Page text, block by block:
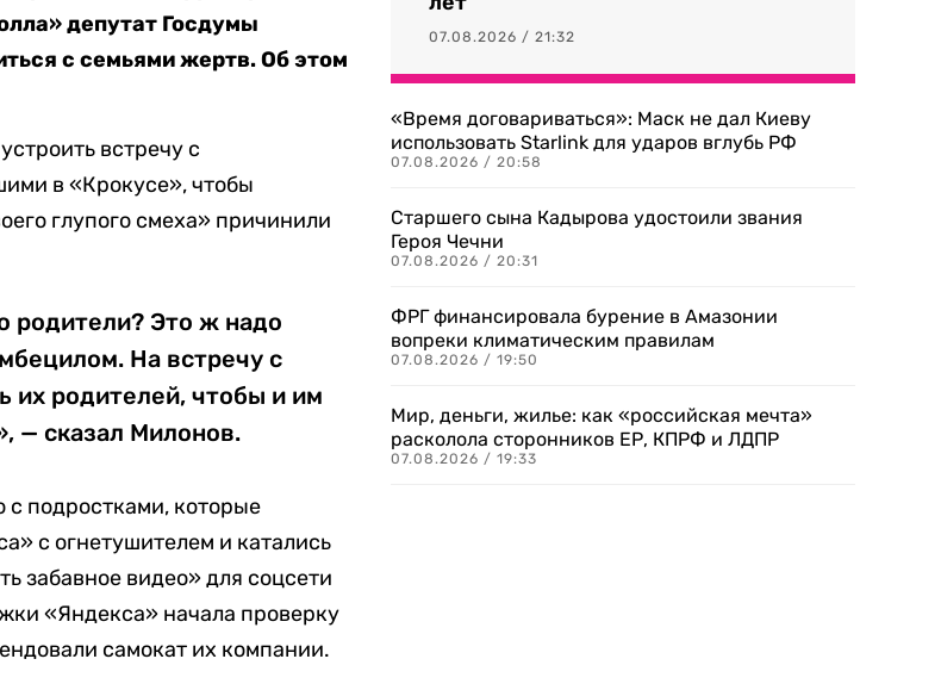
депутат Госдумы
с семьями жертв. Об этом
встречу с
в «Крокусе», чтобы
глупого смеха» причинили
родители? Это ж надо
На встречу с
их родителей, чтобы и им
— сказал Милонов.
с подростками, которые
с огнетушителем и катались
забавное видео» для соцсети
«Яндекса» начала проверку
самокат их компании.
07.08.2026 / 21:32
«Время договариваться»: Маск не дал Киеву
использовать Starlink для ударов вглубь РФ
07.08.2026 / 20:58
Старшего сына Кадырова удостоили звания
Героя Чечни
07.08.2026 / 20:31
ФРГ финансировала бурение в Амазонии
вопреки климатическим правилам
07.08.2026 / 19:50
Мир, деньги, жилье: как «российская мечта»
расколола сторонников ЕР, КПРФ и ЛДПР
07.08.2026 / 19:33